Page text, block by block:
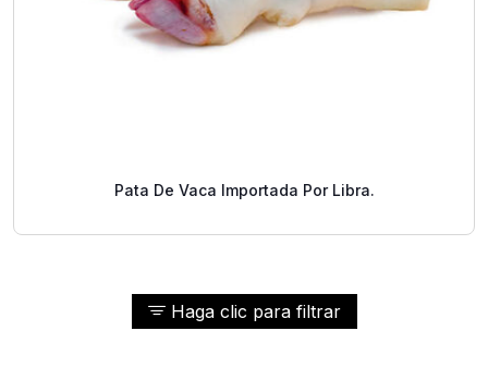
Haga clic para filtrar
Pata De Vaca Importada Por Libra.